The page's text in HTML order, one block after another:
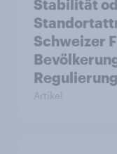
Stabilität
Schweizer
Artikel